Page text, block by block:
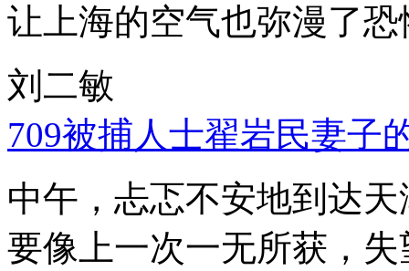
让上海的空气也弥漫了
刘二敏
709被捕人士翟岩民妻子
中午，忐忑不安地到达
要像上一次一无所获，